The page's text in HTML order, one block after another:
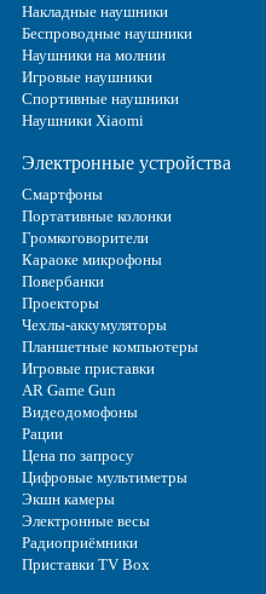
Накладные наушники
Беспроводные наушники
Наушники на молнии
Игровые наушники
Спортивные наушники
Наушники Xiaomi
Электронные устройства
Смартфоны
Портативные колонки
Громкоговорители
Караоке микрофоны
Повербанки
Проекторы
Чехлы-аккумуляторы
Планшетные компьютеры
Игровые приставки
AR Game Gun
Видеодомофоны
Рации
Цена по запросу
Цифровые мультиметры
Экшн камеры
Электронные весы
Радиоприёмники
Приставки TV Box